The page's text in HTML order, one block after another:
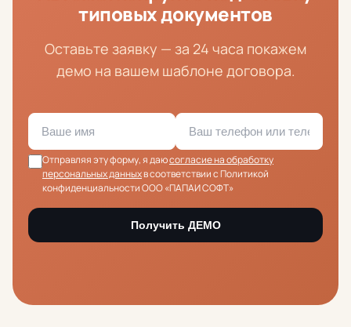
типовых документов
Оставьте заявку — за 24 часа покажем
демо на вашем шаблоне договора.
Отправляя эту форму, я даюсогласие на обработку
персональных данныхв соответствии с Политикой
конфиденциальности ООО «ПАПАИ СОФТ»
Получить ДЕМО